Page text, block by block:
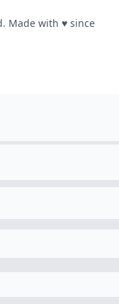
Made with ♥ since